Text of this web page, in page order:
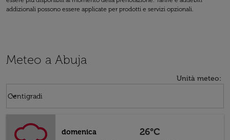
addizionali possono essere applicate per prodotti e servizi opzionali.
Meteo a Abuja
Unità meteo:
Centigradi
keyboard_arrow_down
domenica
26°C